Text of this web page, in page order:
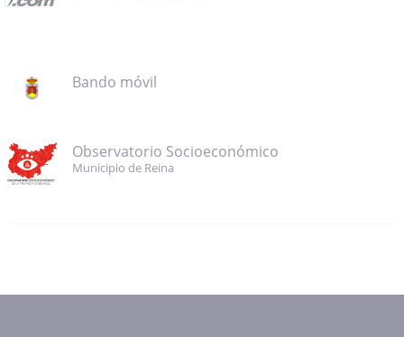
Bando móvil
Observatorio Socioeconómico
Municipio de Reina